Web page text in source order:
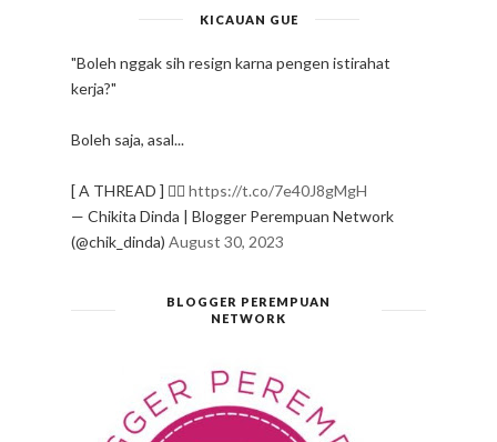
KICAUAN GUE
"Boleh nggak sih resign karna pengen istirahat
kerja?"
Boleh saja, asal...
[ A THREAD ] ✍🏻 https://t.co/7e40J8gMgH
— Chikita Dinda | Blogger Perempuan Network
(@chik_dinda) August 30, 2023
BLOGGER PEREMPUAN
NETWORK